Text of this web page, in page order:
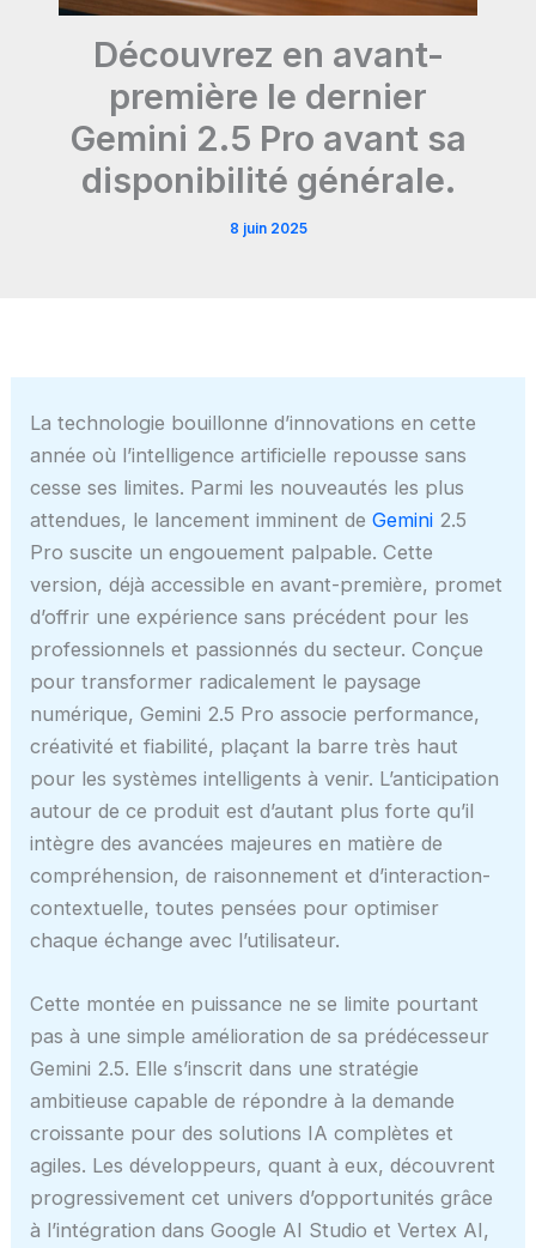
Découvrez en avant-
première le dernier
Gemini 2.5 Pro avant sa
disponibilité générale.
8 juin 2025
La technologie bouillonne d’innovations en cette
année où l’intelligence artificielle repousse sans
cesse ses limites. Parmi les nouveautés les plus
attendues, le lancement imminent deGemini 2.5
Pro suscite un engouement palpable. Cette
version, déjà accessible en avant-première, promet
d’offrir une expérience sans précédent pour les
professionnels et passionnés du secteur. Conçue
pour transformer radicalement le paysage
numérique, Gemini 2.5 Pro associe performance,
créativité et fiabilité, plaçant la barre très haut
pour les systèmes intelligents à venir. L’anticipation
autour de ce produit est d’autant plus forte qu’il
intègre des avancées majeures en matière de
compréhension, de raisonnement et d’interaction-
contextuelle, toutes pensées pour optimiser
chaque échange avec l’utilisateur.
Cette montée en puissance ne se limite pourtant
pas à une simple amélioration de sa prédécesseur
Gemini 2.5. Elle s’inscrit dans une stratégie
ambitieuse capable de répondre à la demande
croissante pour des solutions IA complètes et
agiles. Les développeurs, quant à eux, découvrent
progressivement cet univers d’opportunités grâce
à l’intégration dans Google AI Studio et Vertex AI,